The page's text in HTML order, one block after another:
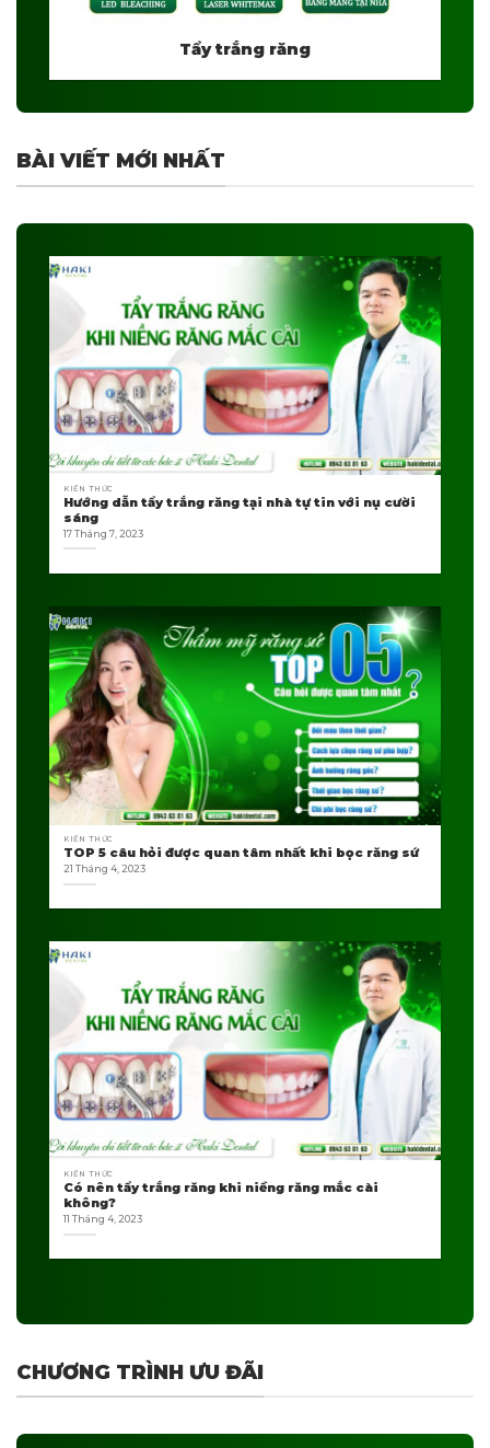
Tẩy trắng răng
BÀI VIẾT MỚI NHẤT
KIẾN THỨC
Hướng dẫn tẩy trắng răng tại nhà tự tin với nụ cười
sáng
17 Tháng 7, 2023
KIẾN THỨC
TOP 5 câu hỏi được quan tâm nhất khi bọc răng sứ
21 Tháng 4, 2023
KIẾN THỨC
Có nên tẩy trắng răng khi niềng răng mắc cài
không?
11 Tháng 4, 2023
CHƯƠNG TRÌNH ƯU ĐÃI